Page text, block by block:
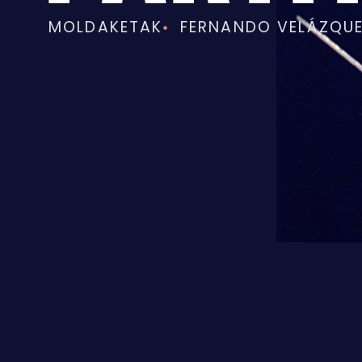
MOLDAKETAK FERNANDO